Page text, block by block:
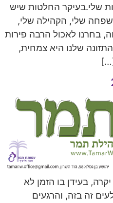
שלי.בעיקר החלטות שיש
שלי, הקהילה שלי,
בחרנו לאכול הרבה פירות
(למעלה מ- 50% מהתזונה שלנו היא צמחית,
תמר יקרה, בעידן בו הזמן לא
זה בזה, והרגעים